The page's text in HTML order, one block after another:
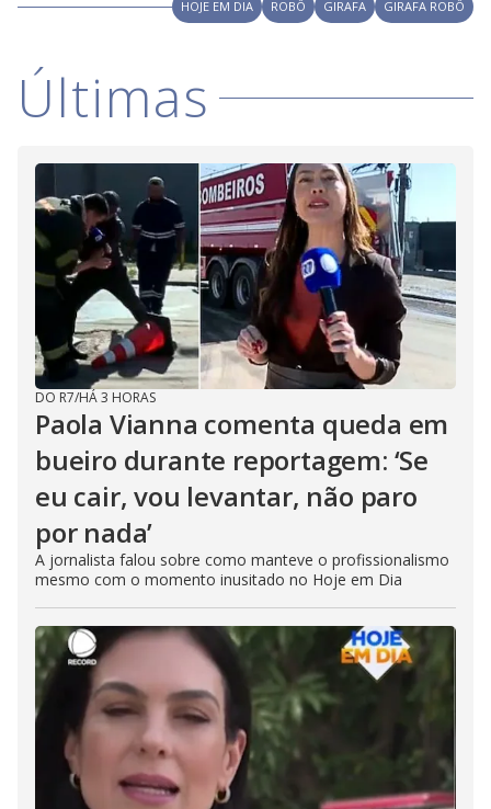
V
i
d
e
o
d HOJE EM DIA ROBÔ GIRAFA GIRAFA ROBÔ
Últimas
DO R7/HÁ 3 HORAS
Paola Vianna comenta queda em
bueiro durante reportagem: ‘Se
eu cair, vou levantar, não paro
por nada’
A jornalista falou sobre como manteve o profissionalismo
mesmo com o momento inusitado no Hoje em Dia